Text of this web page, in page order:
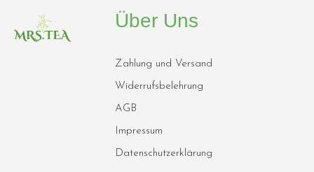
Über Uns
Zahlung und Versand
Widerrufsbelehrung
AGB
Impressum
Datenschutzerklärung